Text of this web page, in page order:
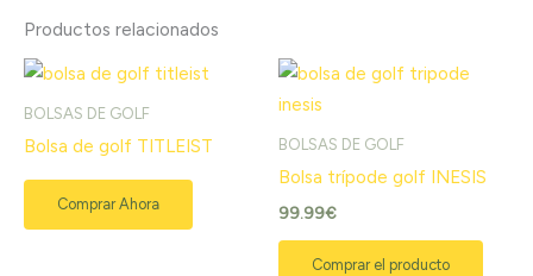
Productos relacionados
BOLSAS DE GOLF
Bolsa de golf TITLEIST
Comprar Ahora
BOLSAS DE GOLF
Bolsa trípode golf INESIS
99.99€
Comprar el producto